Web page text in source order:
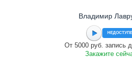
Владимир
От 5000 руб. запись
Закажите